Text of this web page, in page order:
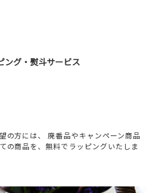
ング・熨斗サービス
の方には、 廃番品やキャンペーン商品
の商品を、無料でラッピングいたしま